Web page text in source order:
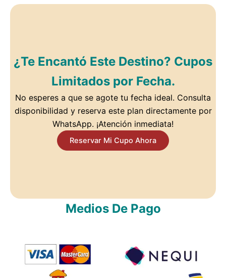
¿Te Encantó Este Destino? Cupos
Limitados por Fecha.
No esperes a que se agote tu fecha ideal. Consulta
disponibilidad y reserva este plan directamente por
WhatsApp. ¡Atención inmediata!
Reservar Mi Cupo Ahora
Medios De Pago